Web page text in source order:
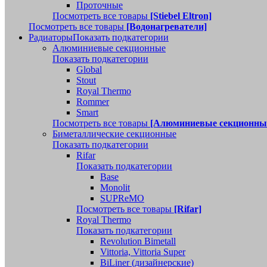
Проточные
Посмотреть все товары [Stiebel Eltron]
Посмотреть все товары [Водонагреватели]
РадиаторыПоказать подкатегории
Алюминиевые секционные
Показать подкатегории
Global
Stout
Royal Thermo
Rommer
Smart
Посмотреть все товары [Алюминиевые
Биметаллические секционные
Показать подкатегории
Rifar
Показать подкатегории
Base
Monolit
SUPReMO
Посмотреть все товары [Rifar]
Royal Thermo
Показать подкатегории
Revolution Bimetall
Vittoria, Vittoria Super
BiLiner (дизайнерские)